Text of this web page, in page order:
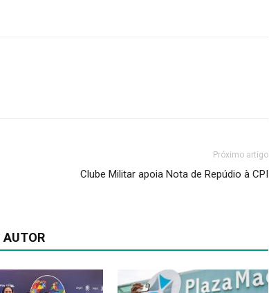
Próximo artigo
Clube Militar apoia Nota de Repúdio à CPI
AUTOR